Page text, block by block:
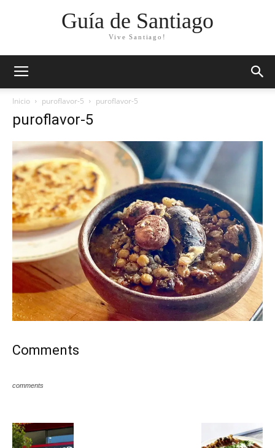
Guía de Santiago
Vive Santiago!
Inicio puroflavor-5 puroflavor-5
puroflavor-5
Comments
comments